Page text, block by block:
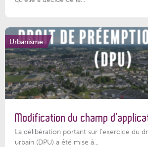
Urbanisme
Modification du champ
La délibération portant sur l’exercice du
urbain (DPU) a été mise à...